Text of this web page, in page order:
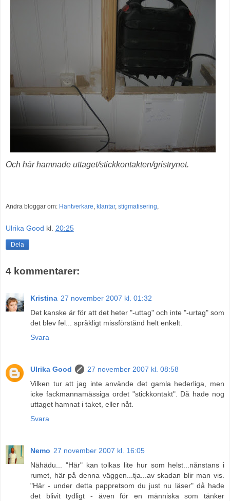
Och här hamnade uttaget/stickkontakten/gristrynet.
Andra bloggar om: Hantverkare, klantar, stigmatisering,
Ulrika Good kl. 20:25
Dela
4 kommentarer:
Kristina 27 november 2007 kl. 01:32
Det kanske är för att det heter "-uttag" och inte "-urtag" som
det blev fel... språkligt missförstånd helt enkelt.
Svara
Ulrika Good
27 november 2007 kl. 08:58
Vilken tur att jag inte använde det gamla hederliga, men
icke fackmannamässiga ordet "stickkontakt". Då hade nog
uttaget hamnat i taket, eller nåt.
Svara
Nemo 27 november 2007 kl. 16:05
Nähädu... "Här" kan tolkas lite hur som helst...nånstans i
rumet, här på denna väggen...tja...av skadan blir man vis.
"Här - under detta pappretsom du just nu läser" då hade
det blivit tydligt - även för en människa som tänker